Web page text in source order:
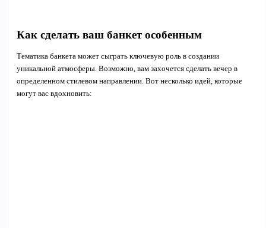
Как сделать ваш банкет особенным
Тематика банкета может сыграть ключевую роль в создании
уникальной атмосферы. Возможно, вам захочется сделать вечер в
определенном стилевом направлении. Вот несколько идей, которые
могут вас вдохновить: